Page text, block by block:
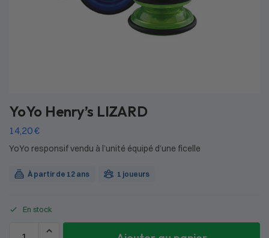
YoYo Henry’s LIZARD
14,20€
YoYo responsif vendu à l’unité équipé d’une ficelle
À partir de 12 ans 1 joueurs
En stock